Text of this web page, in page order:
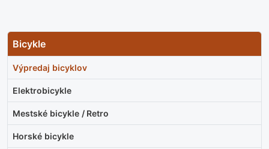
Bicykle
Výpredaj bicyklov
Elektrobicykle
Mestské bicykle / Retro
Horské bicykle